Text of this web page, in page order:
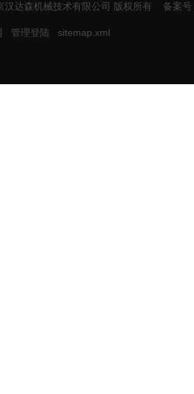
汉达森机械技术有限公司 版权所有 备案
管理登陆 sitemap.xml